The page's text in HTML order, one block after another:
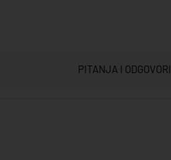
PITANJA I ODGOVORI